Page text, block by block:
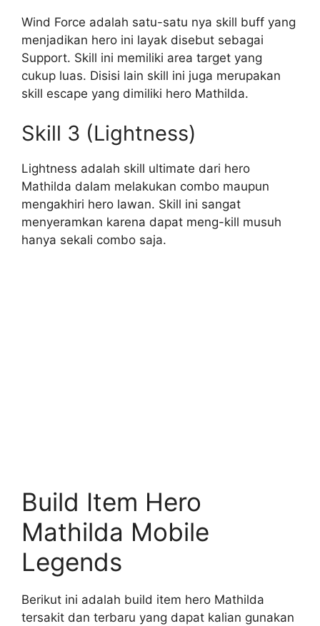
Wind Force adalah satu-satu nya skill buff yang
menjadikan hero ini layak disebut sebagai
Support. Skill ini memiliki area target yang
cukup luas. Disisi lain skill ini juga merupakan
skill escape yang dimiliki hero Mathilda.
Skill 3 (Lightness)
Lightness adalah skill ultimate dari hero
Mathilda dalam melakukan combo maupun
mengakhiri hero lawan. Skill ini sangat
menyeramkan karena dapat meng-kill musuh
hanya sekali combo saja.
Build Item Hero
Mathilda Mobile
Legends
Berikut ini adalah build item hero Mathilda
tersakit dan terbaru yang dapat kalian gunakan